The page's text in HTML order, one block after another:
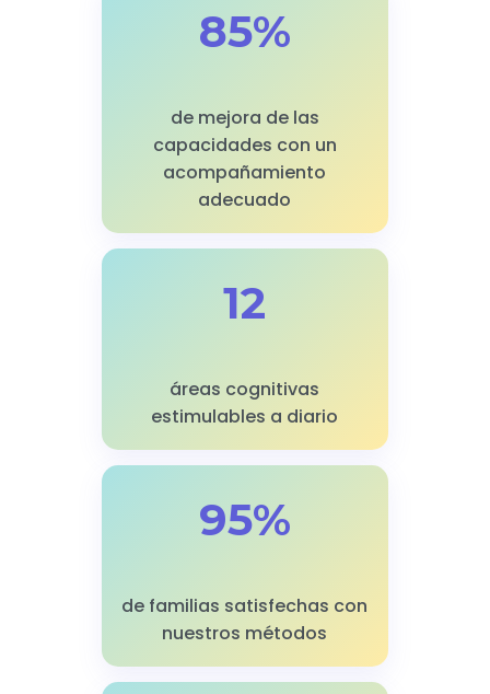
85%
de mejora de las
capacidades con un
acompañamiento
adecuado
12
áreas cognitivas
estimulables a diario
95%
de familias satisfechas con
nuestros métodos